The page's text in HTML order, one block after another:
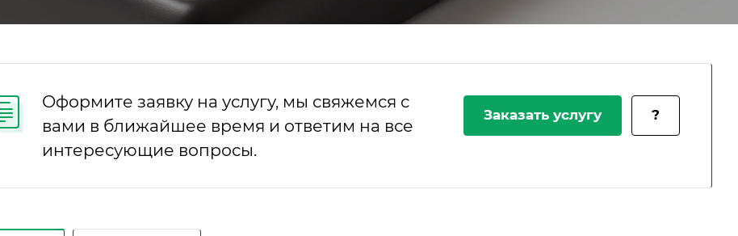
Оформите заявку на услугу, мы свяжемся с
вами в ближайшее время и ответим на все
интересующие вопросы.
Заказать услугу ?